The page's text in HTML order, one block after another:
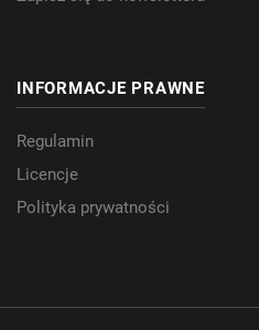
INFORMACJE PRAWNE
Regulamin
Licencje
Polityka prywatności